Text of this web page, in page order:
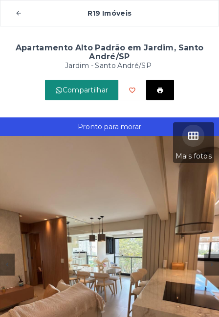
R19 Imóveis
Apartamento Alto Padrão em Jardim, Santo
André/SP
Jardim - Santo André/SP
Compartilhar
Mais fotos
Pronto para morar